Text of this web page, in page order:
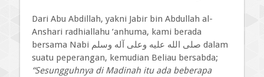
Dari Abu Abdillah, yakni Jabir bin Abdullah al-
Anshari radhiallahu ‘anhuma, kami berada
bersama Nabi صلى الله عليه وعلى آله وسلم dalam
suatu peperangan, kemudian Beliau bersabda;
“Sesungguhnya di Madinah itu ada beberapa